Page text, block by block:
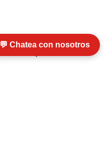
💬 Chatea con nosotros